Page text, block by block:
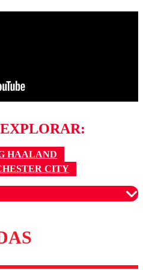
HAALAND
CITY
para garantizar un